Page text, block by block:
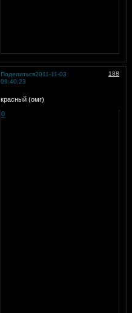
Поделиться 188
2011-11-03
09:40:23
красный (омг)
0